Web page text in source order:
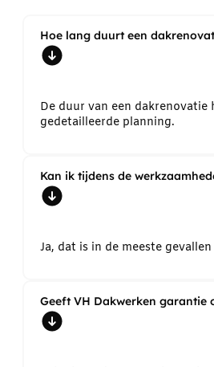
Hoe lang duurt een
De duur van een
gedetailleerde planning.
Kan ik tijdens de
Ja, dat is in de meeste
Geeft VH Dakwerken garantie